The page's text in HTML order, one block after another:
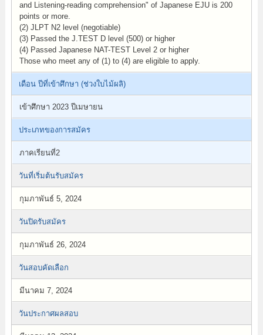
and Listening-reading comprehension" of Japanese EJU is 200
points or more.
(2) JLPT N2 level (negotiable)
(3) Passed the J.TEST D level (500) or higher
(4) Passed Japanese NAT-TEST Level 2 or higher
Those who meet any of (1) to (4) are eligible to apply.
เดือน ปีที่เข้าศึกษา (ช่วงใบไม้ผลิ)
เข้าศึกษา 2023 ปีเมษายน
ประเภทของการสมัคร
ภาคเรียนที่2
วันที่เริ่มต้นรับสมัคร
กุมภาพันธ์ 5, 2024
วันปิดรับสมัคร
กุมภาพันธ์ 26, 2024
วันสอบคัดเลือก
มีนาคม 7, 2024
วันประกาศผลสอบ